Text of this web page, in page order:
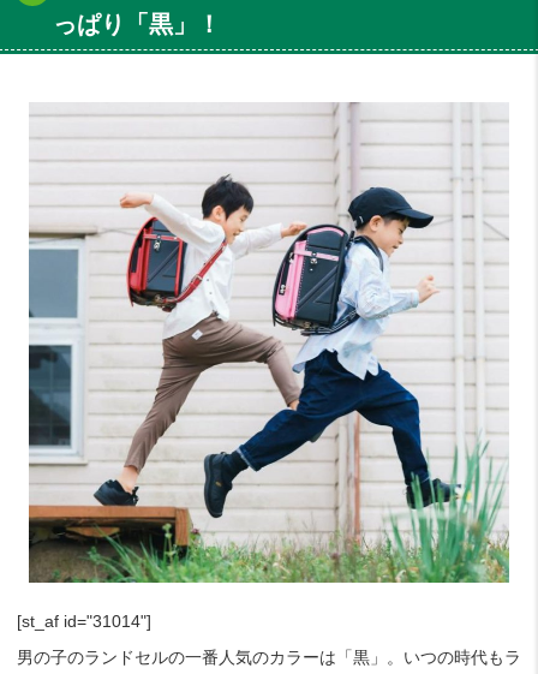
っぱり「黒」！
[st_af id="31014"]
男の子のランドセルの一番人気のカラーは「黒」。いつの時代もラ